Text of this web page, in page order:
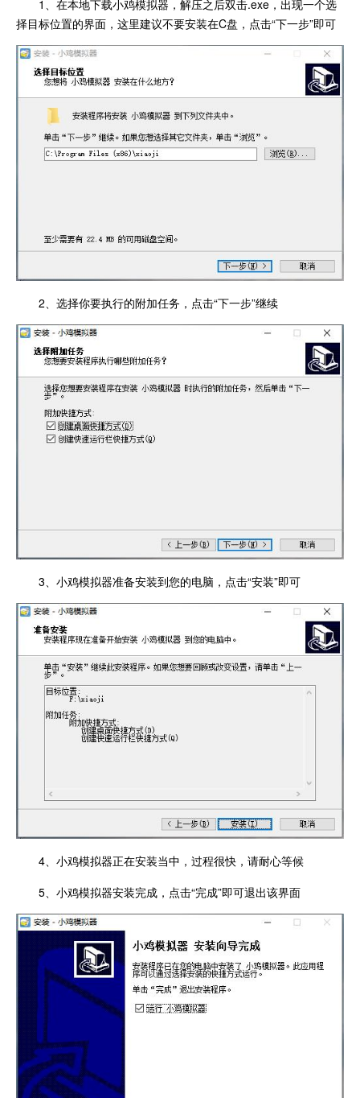
1、在本地下载小鸡模拟器，解压之后双击.exe，出现一个选
择目标位置的界面，这里建议不要安装在C盘，点击“下一步”即可
2、选择你要执行的附加任务，点击“下一步”继续
3、小鸡模拟器准备安装到您的电脑，点击“安装”即可
4、小鸡模拟器正在安装当中，过程很快，请耐心等候
5、小鸡模拟器安装完成，点击“完成”即可退出该界面